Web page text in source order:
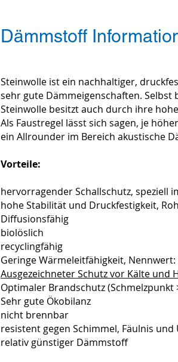
Dämmstoff
Steinwolle ist ein nachhaltiger,
sehr gute Dämmeigenschaften.
Steinwolle besitzt auch durch ihre
Als Faustregel lässt sich sagen, je
ein Allrounder im Bereich akustische
Vorteile:
hervorragender Schallschutz, speziell
hohe Stabilität und Druckfestigkeit,
Diffusionsfähig
biolöslich
recyclingfähig
Geringe Wärmeleitfähigkeit, Nennwert:
Ausgezeichneter Schutz vor Kälte und
Optimaler Brandschutz (Schmelzpunkt
Sehr gute Ökobilanz
nicht brennbar
resistent gegen Schimmel, Fäulnis und
relativ günstiger Dämmstoff